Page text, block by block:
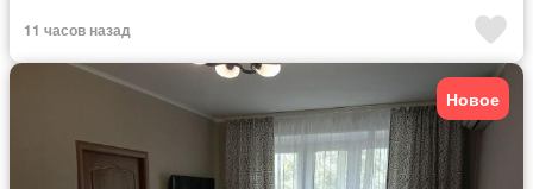
11 часов назад
Новое